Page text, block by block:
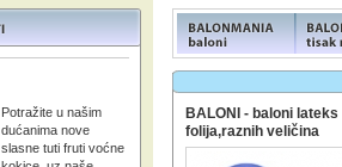
Potražite u našim
dućanima nove
slasne tuti fruti voćne
BALONI - baloni lateks
folija,raznih veličina